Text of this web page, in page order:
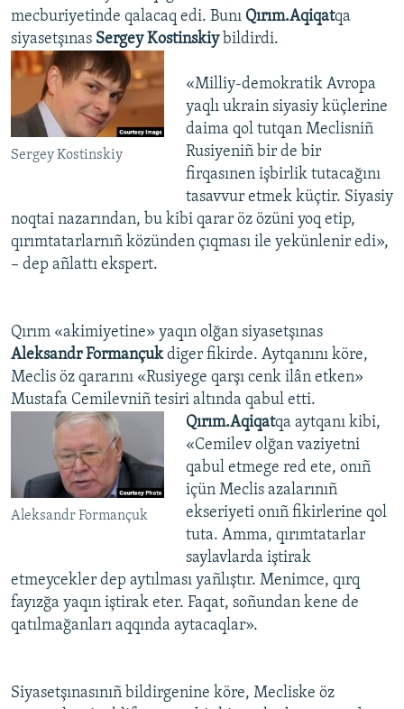
mecburiyetinde qalacaq edi. Bunı Qırım.Aqiqatqa
siyasetşınas Sergey Kostinskiybildirdi.
Sergey Kostinskiy
«Milliy-demokratik Avropa
yaqlı ukrain siyasiy küçlerine
daima qol tutqan Meclisniñ
Rusiyeniñ bir de bir
firqasınen işbirlik tutacağını
tasavvur etmek küçtir. Siyasiy
noqtai nazarından, bu kibi qarar öz özüni yoq etip,
qırımtatarlarnıñ közünden çıqması ile yekünlenir edi»,
– dep añlattı ekspert.
Qırım «akimiyetine» yaqın olğan siyasetşınas
Aleksandr Formançukdiger fikirde. Aytqanını köre,
Meclis öz qararını «Rusiyege qarşı cenk ilân etken»
Mustafa Cemilevniñ tesiri altında qabul etti.
Qırım.Aqiqatqa aytqanı kibi,
Aleksandr Formançuk
«Cemilev olğan vaziyetni
qabul etmege red ete, onıñ
içün Meclis azalarınıñ
ekseriyeti onıñ fikirlerine qol
tuta. Amma, qırımtatarlar
saylavlarda iştirak
etmeycekler dep aytılması yañlıştır. Menimce, qırq
fayızğa yaqın iştirak eter. Faqat, soñundan kene de
qatılmağanları aqqında aytacaqlar».
Siyasetşınasınıñ bildirgenine köre, Mecliske öz